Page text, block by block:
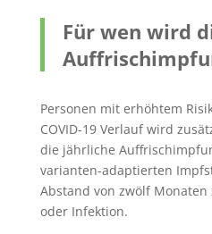
Für wen wird
Personen mit erhöhtem
COVID-19 Verlauf wird
die jährliche
varianten-adaptierten
Abstand von zwölf
oder Infektion.